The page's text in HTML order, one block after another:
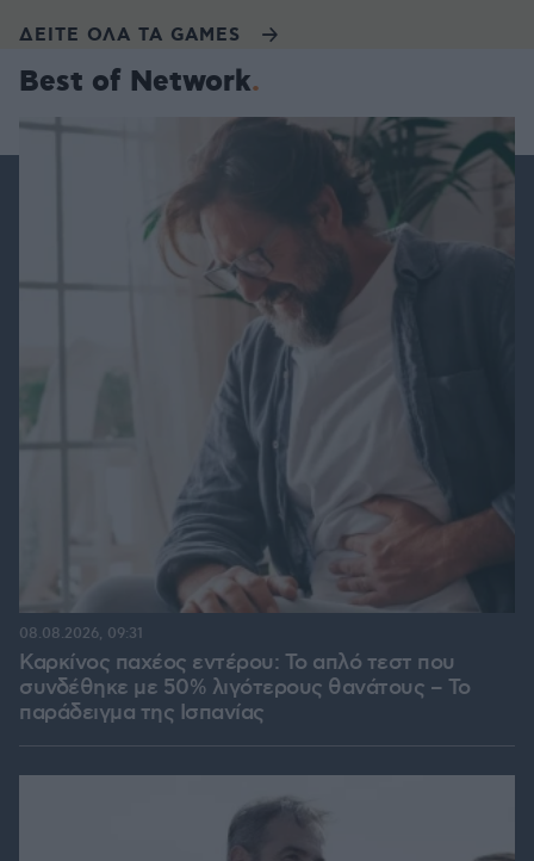
ΔΕΙΤΕ ΟΛΑ ΤΑ GAMES
Best of Network
Καρκίνος παχέος εντέρου: Το απλό τεστ που
συνδέθηκε με 50% λιγότερους θανάτους – Το
παράδειγμα της Ισπανίας
08.08.2026, 09:31